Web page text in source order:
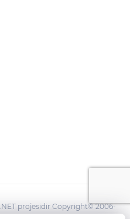
projesidir Copyright© 2006-